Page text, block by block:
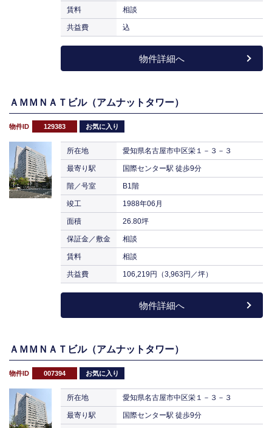
賃料 相談
共益費 込
物件詳細へ
ＡＭＭＮＡＴビル（アムナットタワー）
物件ID 129383 お気に入り
所在地 愛知県名古屋市中区栄１－３－３
最寄り駅 国際センター駅 徒歩9分
階／号室 B1階
竣工 1988年06月
面積 26.80坪
保証金／敷金 相談
賃料 相談
共益費 106,219円（3,963円／坪）
物件詳細へ
ＡＭＭＮＡＴビル（アムナットタワー）
物件ID 007394 お気に入り
所在地 愛知県名古屋市中区栄１－３－３
最寄り駅 国際センター駅 徒歩9分